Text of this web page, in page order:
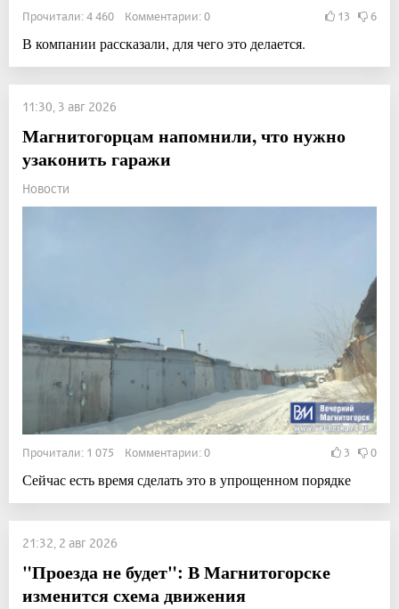
Прочитали: 4 460 Комментарии: 0 13 6
В компании рассказали, для чего это делается.
11:30, 3 авг 2026
Магнитогорцам напомнили, что нужно
узаконить гаражи
Новости
Прочитали: 1 075 Комментарии: 0 3 0
Сейчас есть время сделать это в упрощенном порядке
21:32, 2 авг 2026
"Проезда не будет": В Магнитогорске
изменится схема движения